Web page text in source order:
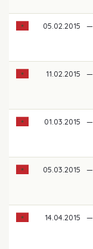
05.02.2015 —
11.02.2015 —
01.03.2015 —
05.03.2015 —
14.04.2015 —